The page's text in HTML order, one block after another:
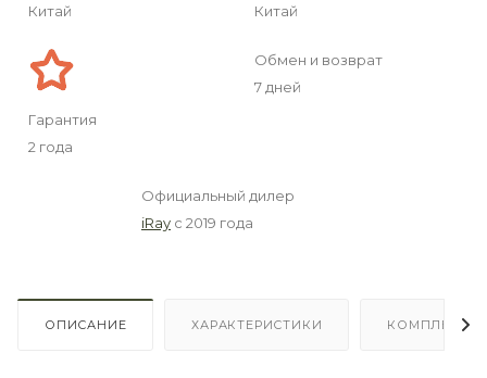
Китай
Китай
Гарантия
2 года
Обмен и возврат
7 дней
Официальный дилер
iRay с 2019 года
ОПИСАНИЕ ХАРАКТЕРИСТИКИ